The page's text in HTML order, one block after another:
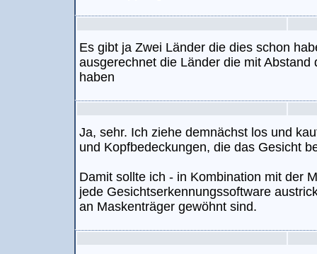
Es gibt ja Zwei Länder die dies schon
ausgerechnet die Länder die mit Abstand
haben
Ja, sehr. Ich ziehe demnächst los und
und Kopfbedeckungen, die das Gesicht
Damit sollte ich - in Kombination mit der
jede Gesichtserkennungssoftware
an Maskenträger gewöhnt sind.